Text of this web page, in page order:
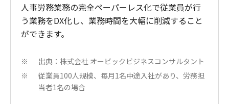
人事労務業務の完全ペーパーレス化で従業員が行
う業務をDX化し、業務時間を大幅に削減すること
ができます。
※ 出典：株式会社 オービックビジネスコンサルタント
※
従業員100人規模、毎月1名中途入社があり、労務担
当者1名の場合